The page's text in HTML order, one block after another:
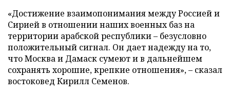
«Достижение взаимопонимания между Россией и
Сирией в отношении наших военных баз на
территории арабской республики – безусловно
положительный сигнал. Он дает надежду на то,
что Москва и Дамаск сумеют и в дальнейшем
сохранять хорошие, крепкие отношения», – сказал
востоковед Кирилл Семенов.